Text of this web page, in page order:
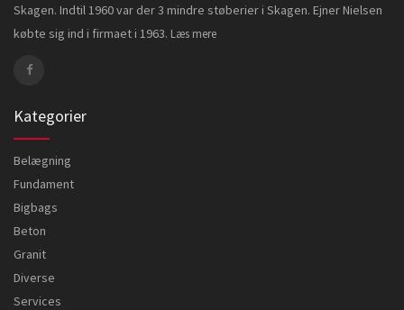
Skagen. Indtil 1960 var der 3 mindre støberier i Skagen. Ejner Nielsen
købte sig ind i firmaet i 1963. Læs mere
Kategorier
Belægning
Fundament
Bigbags
Beton
Granit
Diverse
Services